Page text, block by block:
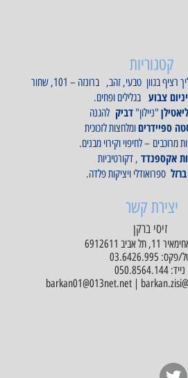
קטגוריות
רציף בגוון טבעי, זהב, ברונזה – 101, שחור
צבוע בגלילים ופחים.
"ניילון"דביק להגנה
ספיידריםומלחצות לזכוכית
מרוכבים – לחיפוי וקירוי מבנים.
אקספנדד , דקורטיביות
ספרואודלי ויציקות פלדה.
יצירת קשר
זיסי ברקן
אביב 6912611
03.6426.995
נייד: 050.8564.144